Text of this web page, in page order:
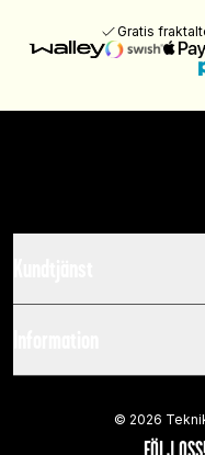
Gratis
© 2026